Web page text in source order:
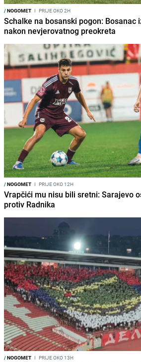
/NOGOMET I PRIJE OKO 2H
Schalke na bosanski pogon: Bosanac
nakon nevjerovatnog preokreta
/NOGOMET I PRIJE OKO 12H
Vrapčići mu nisu bili sretni: Sarajevo
protiv Radnika
/NOGOMET I PRIJE OKO 13H